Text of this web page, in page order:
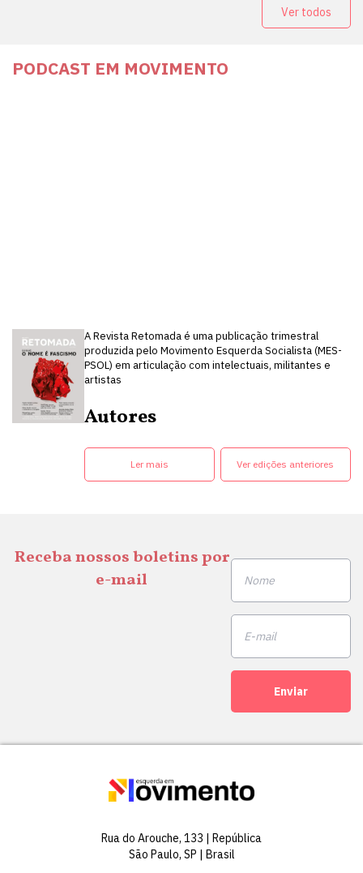
Ver todos
PODCAST EM MOVIMENTO
A Revista Retomada é uma publicação trimestral
produzida pelo Movimento Esquerda Socialista (MES-
PSOL) em articulação com intelectuais, militantes e
artistas
Autores
Ler mais Ver edições anteriores
Receba nossos boletins por
e-mail
Enviar
Rua do Arouche, 133 | República
São Paulo, SP | Brasil